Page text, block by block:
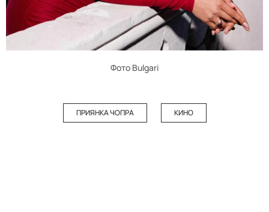
Фото Bulgari
ПРИЯНКА ЧОПРА КИНО